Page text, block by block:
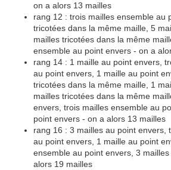
on a alors 13 mailles
rang 12 : trois mailles ensemble au
tricotées dans la même maille, 5
mailles tricotées dans la même
ensemble au point envers - on a
rang 14 : 1 maille au point envers,
au point envers, 1 maille au point
tricotées dans la même maille, 1
mailles tricotées dans la même
envers, trois mailles ensemble au
point envers - on a alors 13 mailles
rang 16 : 3 mailles au point envers,
au point envers, 1 maille au point
ensemble au point envers, 3
alors 19 mailles